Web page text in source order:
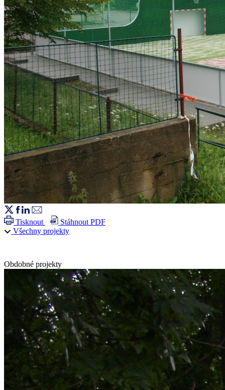
Tisknout
Stáhnout PDF
Všechny projekty
Obdobné projekty